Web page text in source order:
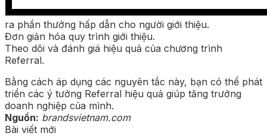
ra phần thưởng hấp dẫn cho người giới thiệu.
Đơn giản hóa quy trình giới thiệu.
Theo dõi và đánh giá hiệu quả của chương trình
Referral.
Bằng cách áp dụng các nguyên tắc này, bạn có thể phát
triển các ý tưởng Referral hiệu quả giúp tăng trưởng
doanh nghiệp của mình.
Nguồn: brandsvietnam.com
Bài viết mới